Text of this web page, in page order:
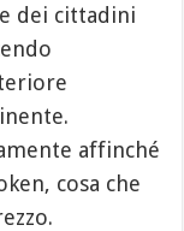
dei cittadini
affinché
cosa che